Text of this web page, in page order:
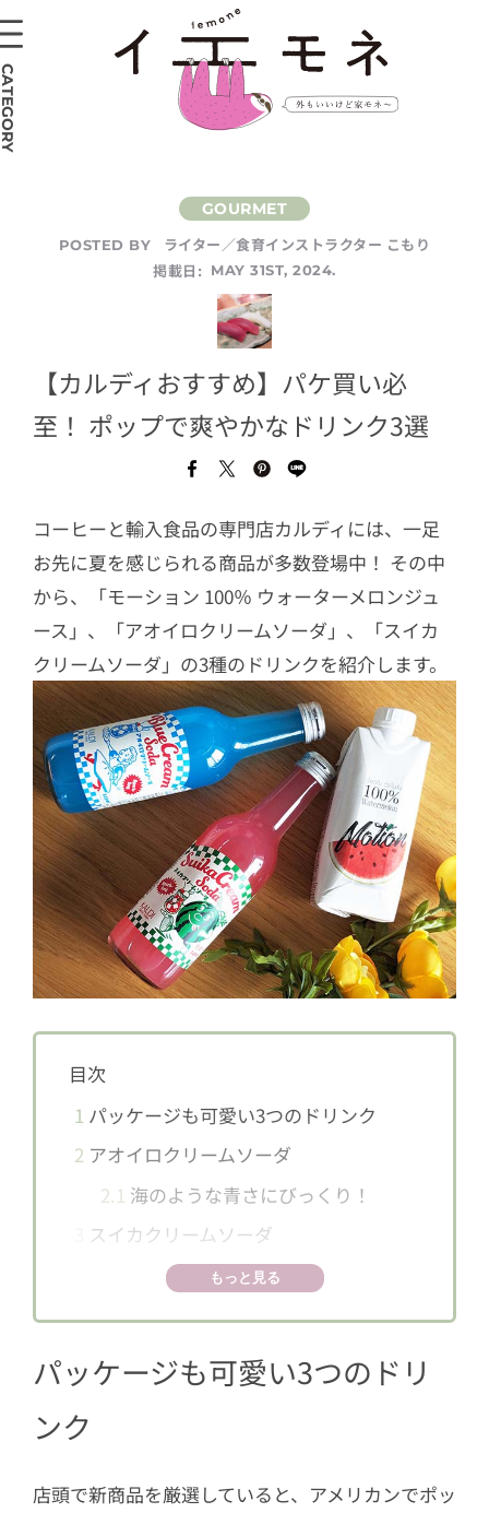
POSTED BY
ライター／食育インストラクター こもり
掲載日:
MAY 31ST, 2024.
【カルディおすすめ】パケ買い必
至！ ポップで爽やかなドリンク3選
コーヒーと輸入食品の専門店カルディには、一足
お先に夏を感じられる商品が多数登場中！ その中
から、「モーション 100％ ウォーターメロンジュ
ース」、「アオイロクリームソーダ」、「スイカ
クリームソーダ」の3種のドリンクを紹介します。
目次
1 パッケージも可愛い3つのドリンク
2 アオイロクリームソーダ
2.1 海のような青さにびっくり！
スイカクリームソーダ
予想外にあっさりした甘さ♪
4モーション 100％ ウォーターメロンジ
4.1
まさに、飲むスイカ
5季節限定商品！お早めに
もっと見る
パッケージも可愛い3つのドリ
ンク
店頭で新商品を厳選していると、アメリカンでポッ